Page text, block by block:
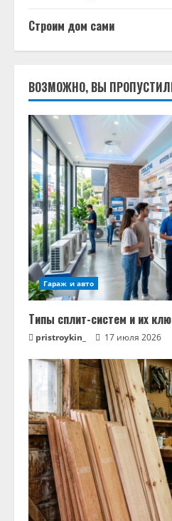
Строим дом сами
ВОЗМОЖНО, ВЫ
Гараж и авто
Типы сплит-систем и их
pristroykin_ 17 июля 2026